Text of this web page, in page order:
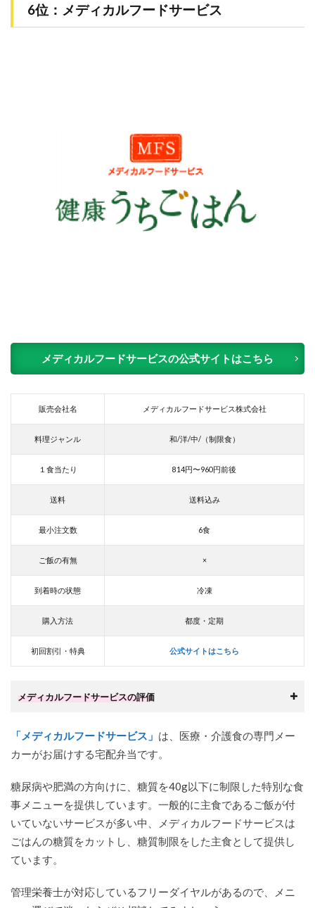
6位：メディカルフードサービス
メディカルフードサービスの公式サイトはこちら
販売会社名 メディカルフードサービス株式会社
料理ジャンル 和/洋/中/（制限食）
１食当たり 814円〜960円前後
送料 送料込み
最小注文数 6食
ご飯の有無 ×
到着時の状態 冷凍
購入方法 都度・定期
初回割引・特典 公式サイトはこちら
メディカルフードサービスの評価
「メディカルフードサービス」 は、医療・介護食の専門メー
カーがお届けする宅配弁当です。
糖尿病や肥満の方向けに、糖質を40g以下に制限した特別な食
事メニューを提供しています。一般的に主食であるご飯が付
いていないサービスが多い中、メディカルフードサービスは
ごはんの糖質をカットし、糖質制限をした主食として提供し
ています。
管理栄養士が対応しているフリーダイヤルがあるので、メニ